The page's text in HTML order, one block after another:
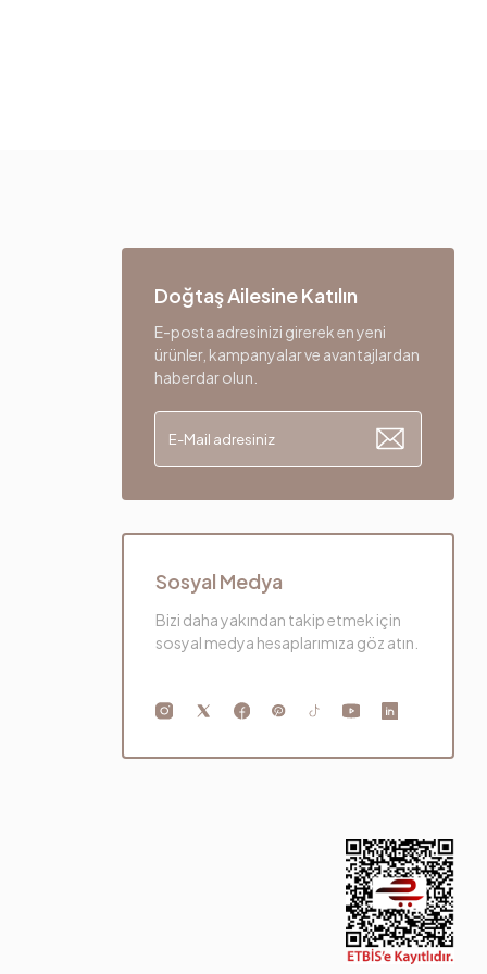
Doğtaş Ailesine Katılın
E-posta adresinizi girerek en yeni
ürünler, kampanyalar ve avantajlardan
haberdar olun.
Sosyal Medya
Bizi daha yakından takip etmek için
sosyal medya hesaplarımıza göz atın.